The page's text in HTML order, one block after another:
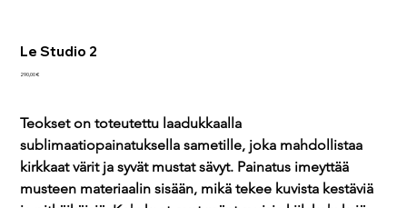
Le Studio 2
Reapris
290,00 €
Teokset on toteutettu laadukkaalla
sublimaatiopainatuksella sametille, joka mahdollistaa
kirkkaat värit ja syvät mustat sävyt. Painatus imeyttää
musteen materiaalin sisään, mikä tekee kuvista kestäviä